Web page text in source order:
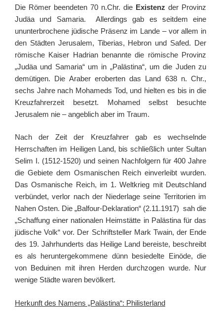
Die Römer beendeten 70 n.Chr. die Existenz der Provinz
Judäa und Samaria. Allerdings gab es seitdem eine
ununterbrochene jüdische Präsenz im Lande – vor allem in
den Städten Jerusalem, Tiberias, Hebron und Safed. Der
römische Kaiser Hadrian benannte die römische Provinz
„Judäa und Samaria“ um in „Palästina“, um die Juden zu
demütigen. Die Araber eroberten das Land 638 n. Chr.,
sechs Jahre nach Mohameds Tod, und hielten es bis in die
Kreuzfahrerzeit besetzt. Mohamed selbst besuchte
Jerusalem nie – angeblich aber im Traum.
Nach der Zeit der Kreuzfahrer gab es wechselnde
Herrschaften im Heiligen Land, bis schließlich unter Sultan
Selim I. (1512-1520) und seinen Nachfolgern für 400 Jahre
die Gebiete dem Osmanischen Reich einverleibt wurden.
Das Osmanische Reich, im 1. Weltkrieg mit Deutschland
verbündet, verlor nach der Niederlage seine Territorien im
Nahen Osten. Die „Balfour-Deklaration“ (2.11.1917) sah die
„Schaffung einer nationalen Heimstätte in Palästina für das
jüdische Volk“ vor. Der Schriftsteller Mark Twain, der Ende
des 19. Jahrhunderts das Heilige Land bereiste, beschreibt
es als heruntergekommene dünn besiedelte Einöde, die
von Beduinen mit ihren Herden durchzogen wurde. Nur
wenige Städte waren bevölkert.
Herkunft des Namens „Palästina“: Philisterland